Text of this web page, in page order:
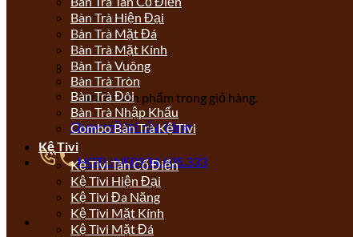
Chưa có sản phẩm trong giỏ hàng.
Quay trở lại cửa hàng
HOTLINE0934.605.333
Bàn Trà Hiện Đại
Bàn Trà Mặt Đá
Bàn Trà Mặt Kính
Bàn Trà Vuông
Bàn Trà Tròn
Bàn Trà Đôi
Bàn Trà Nhập Khẩu
Combo Bàn Trà Kệ Tivi
Kệ Tivi
Kệ Tivi Tân Cổ Điển
Kệ Tivi Hiện Đại
Kệ Tivi Đa Năng
Kệ Tivi Mặt Kính
Kệ Tivi Mặt Đá